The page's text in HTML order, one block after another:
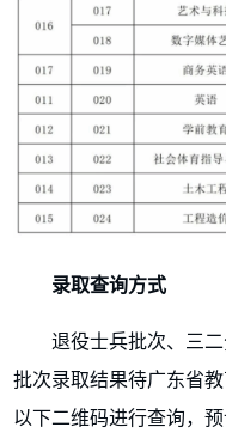
录取查询方式
退役士兵批次、三
批次录取结果待广东省
以下二维码进行查询，